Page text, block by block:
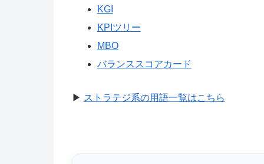
KGI
KPIツリー
MBO
バランススコアカード
▶ ストラテジ系の用語一覧はこちら